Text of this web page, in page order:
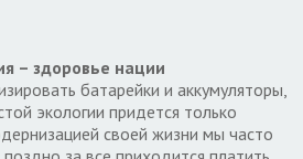
– здоровье нации
батарейки и аккумуляторы,
экологии придется только
своей жизни мы часто